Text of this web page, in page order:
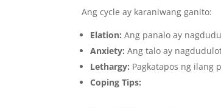
Ang cycle ay karaniwang ganito:
Elation: Ang panalo ay
Anxiety: Ang talo ay
Lethargy: Pagkatapos ng ilang
Coping Tips: